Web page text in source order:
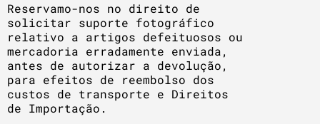
Reservamo-nos no direito de
solicitar suporte fotográfico
relativo a artigos defeituosos ou
mercadoria erradamente enviada,
antes de autorizar a devolução,
para efeitos de reembolso dos
custos de transporte e Direitos
de Importação.